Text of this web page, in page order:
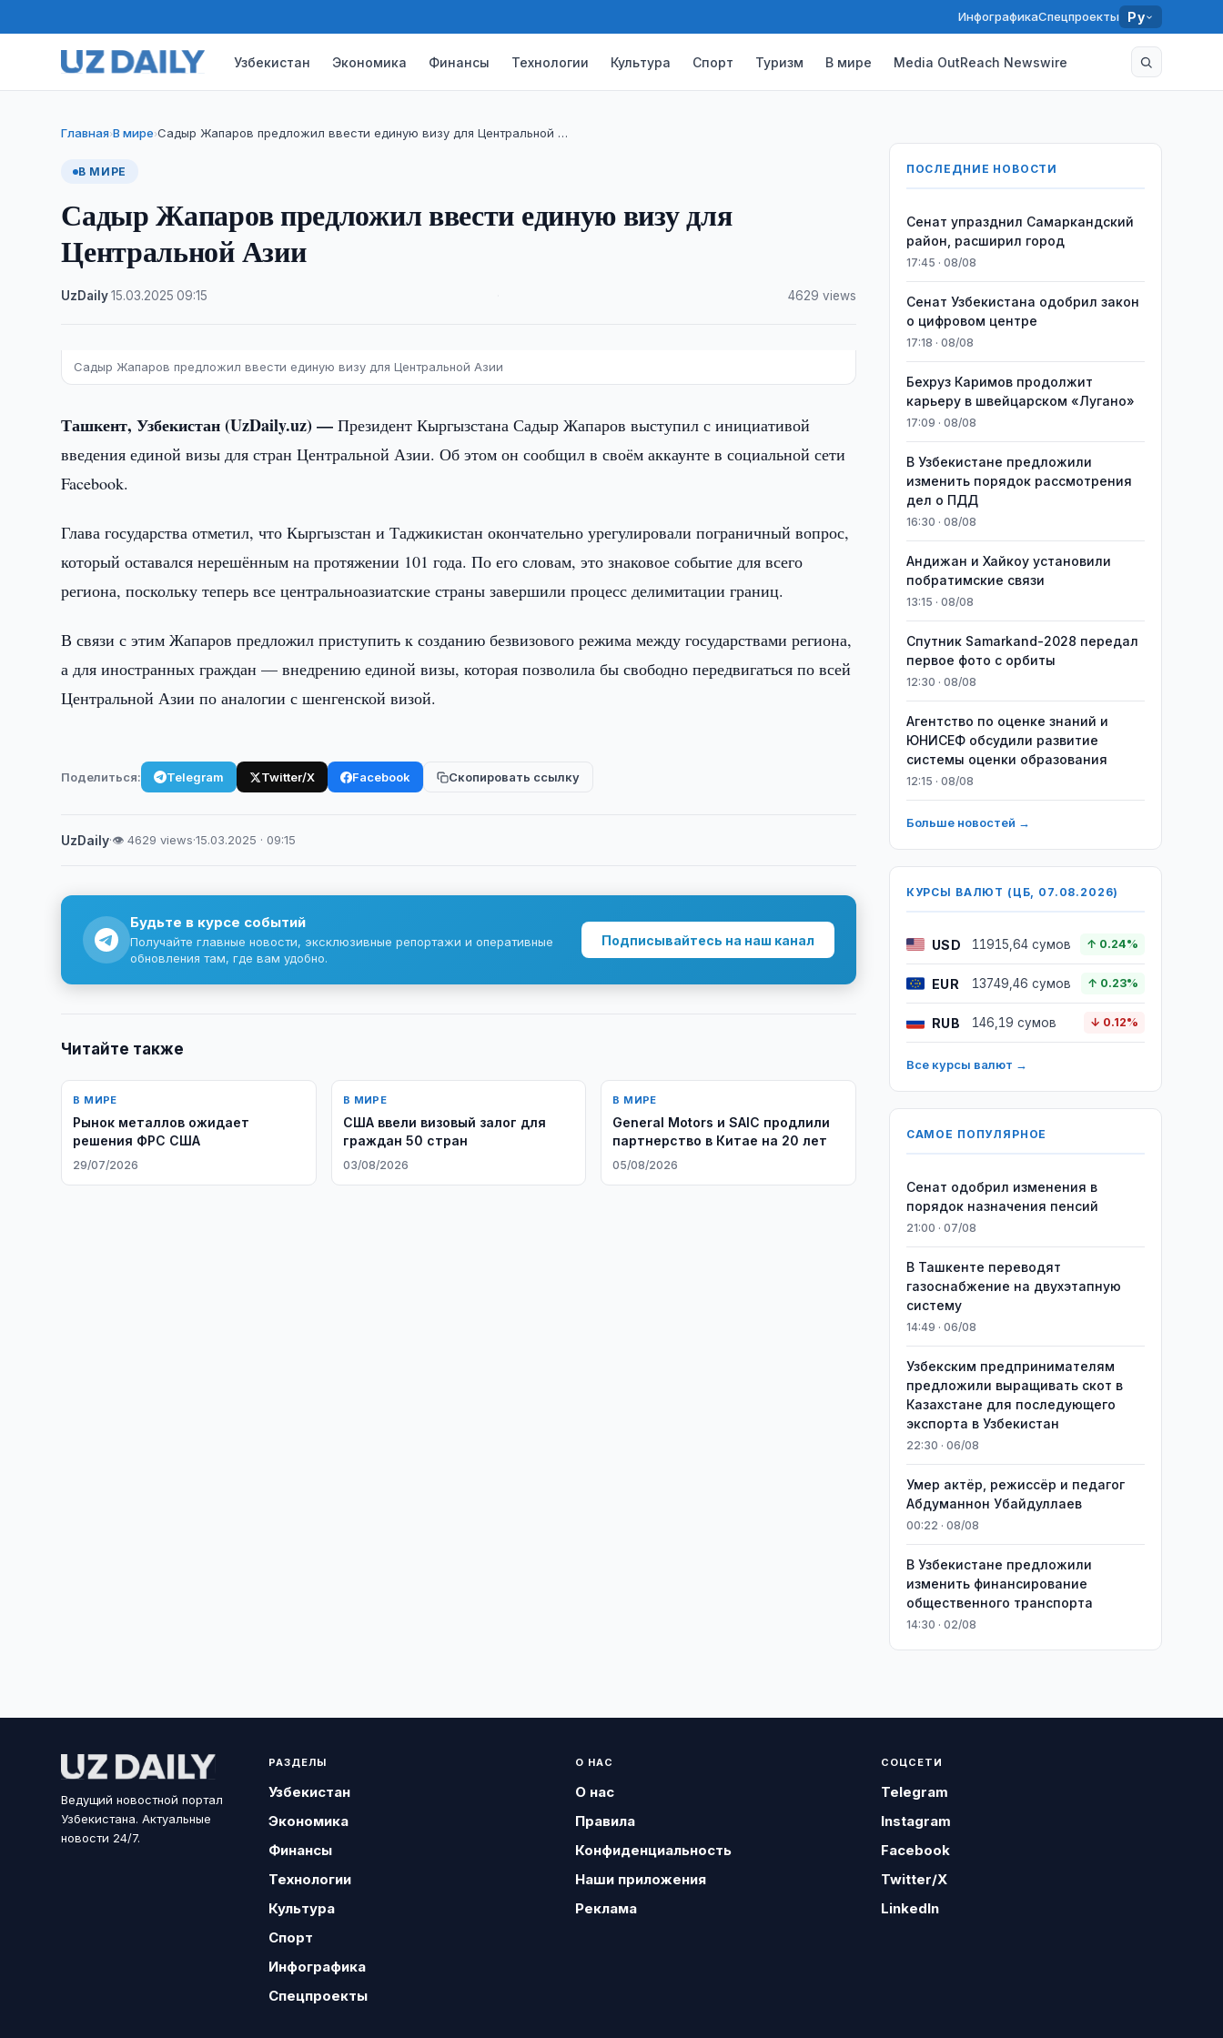
ИнфографикаСпецпроекты Ру
Узбекистан Экономика Финансы Технологии Культура Спорт Туризм В мире Media OutReach Newswire
Главная›В мире›Садыр Жапаров предложил ввести единую визу для Центральной …
В МИРЕ
Садыр Жапаров предложил ввести единую визу для
Центральной Азии
UzDaily·15.03.2025 ·09:15 4629 views
Садыр Жапаров предложил ввести единую визу для Центральной Азии
Ташкент, Узбекистан (UzDaily.uz) —Президент Кыргызстана Садыр Жапаров выступил с инициативой
введения единой визы для стран Центральной Азии. Об этом он сообщил в своём аккаунте в социальной сети
Facebook.
Глава государства отметил, что Кыргызстан и Таджикистан окончательно урегулировали пограничный вопрос,
который оставался нерешённым на протяжении 101 года. По его словам, это знаковое событие для всего
региона, поскольку теперь все центральноазиатские страны завершили процесс делимитации границ.
В связи с этим Жапаров предложил приступить к созданию безвизового режима между государствами региона,
а для иностранных граждан — внедрению единой визы, которая позволила бы свободно передвигаться по всей
Центральной Азии по аналогии с шенгенской визой.
Поделиться: Telegram Twitter/X Facebook Скопировать ссылку
UzDaily·👁 4629 views·15.03.2025 · 09:15
Будьте в курсе событий
Получайте главные новости, эксклюзивные репортажи и оперативные
обновления там, где вам удобно.
Подписывайтесь на наш канал
Читайте также
В МИРЕ
Рынок металлов ожидает
решения ФРС США
29/07/2026
В МИРЕ
США ввели визовый залог для
граждан 50 стран
03/08/2026
В МИРЕ
General Motors и SAIC продлили
партнерство в Китае на 20 лет
05/08/2026
ПОСЛЕДНИЕ НОВОСТИ
Сенат упразднил Самаркандский
район, расширил город
17:45 · 08/08
Сенат Узбекистана одобрил закон
о цифровом центре
17:18 · 08/08
Бехруз Каримов продолжит
карьеру в швейцарском «Лугано»
17:09 · 08/08
В Узбекистане предложили
изменить порядок рассмотрения
дел о ПДД
16:30 · 08/08
Андижан и Хайкоу установили
побратимские связи
13:15 · 08/08
Спутник Samarkand-2028 передал
первое фото с орбиты
12:30 · 08/08
Агентство по оценке знаний и
ЮНИСЕФ обсудили развитие
системы оценки образования
12:15 · 08/08
Больше новостей →
КУРСЫ ВАЛЮТ (ЦБ, 07.08.2026)
USD 11915,64 сумов ↑ 0.24%
EUR 13749,46 сумов ↑ 0.23%
RUB 146,19 сумов ↓ 0.12%
Все курсы валют →
САМОЕ ПОПУЛЯРНОЕ
Сенат одобрил изменения в
порядок назначения пенсий
21:00 · 07/08
В Ташкенте переводят
газоснабжение на двухэтапную
систему
14:49 · 06/08
Узбекским предпринимателям
предложили выращивать скот в
Казахстане для последующего
экспорта в Узбекистан
22:30 · 06/08
Умер актёр, режиссёр и педагог
Абдуманнон Убайдуллаев
00:22 · 08/08
В Узбекистане предложили
изменить финансирование
общественного транспорта
14:30 · 02/08
Ведущий новостной портал
Узбекистана. Актуальные
новости 24/7.
РАЗДЕЛЫ
Узбекистан
Экономика
Финансы
Технологии
Культура
Спорт
Инфографика
Спецпроекты
О НАС
О нас
Правила
Конфиденциальность
Наши приложения
Реклама
СОЦСЕТИ
Telegram
Instagram
Facebook
Twitter/X
LinkedIn